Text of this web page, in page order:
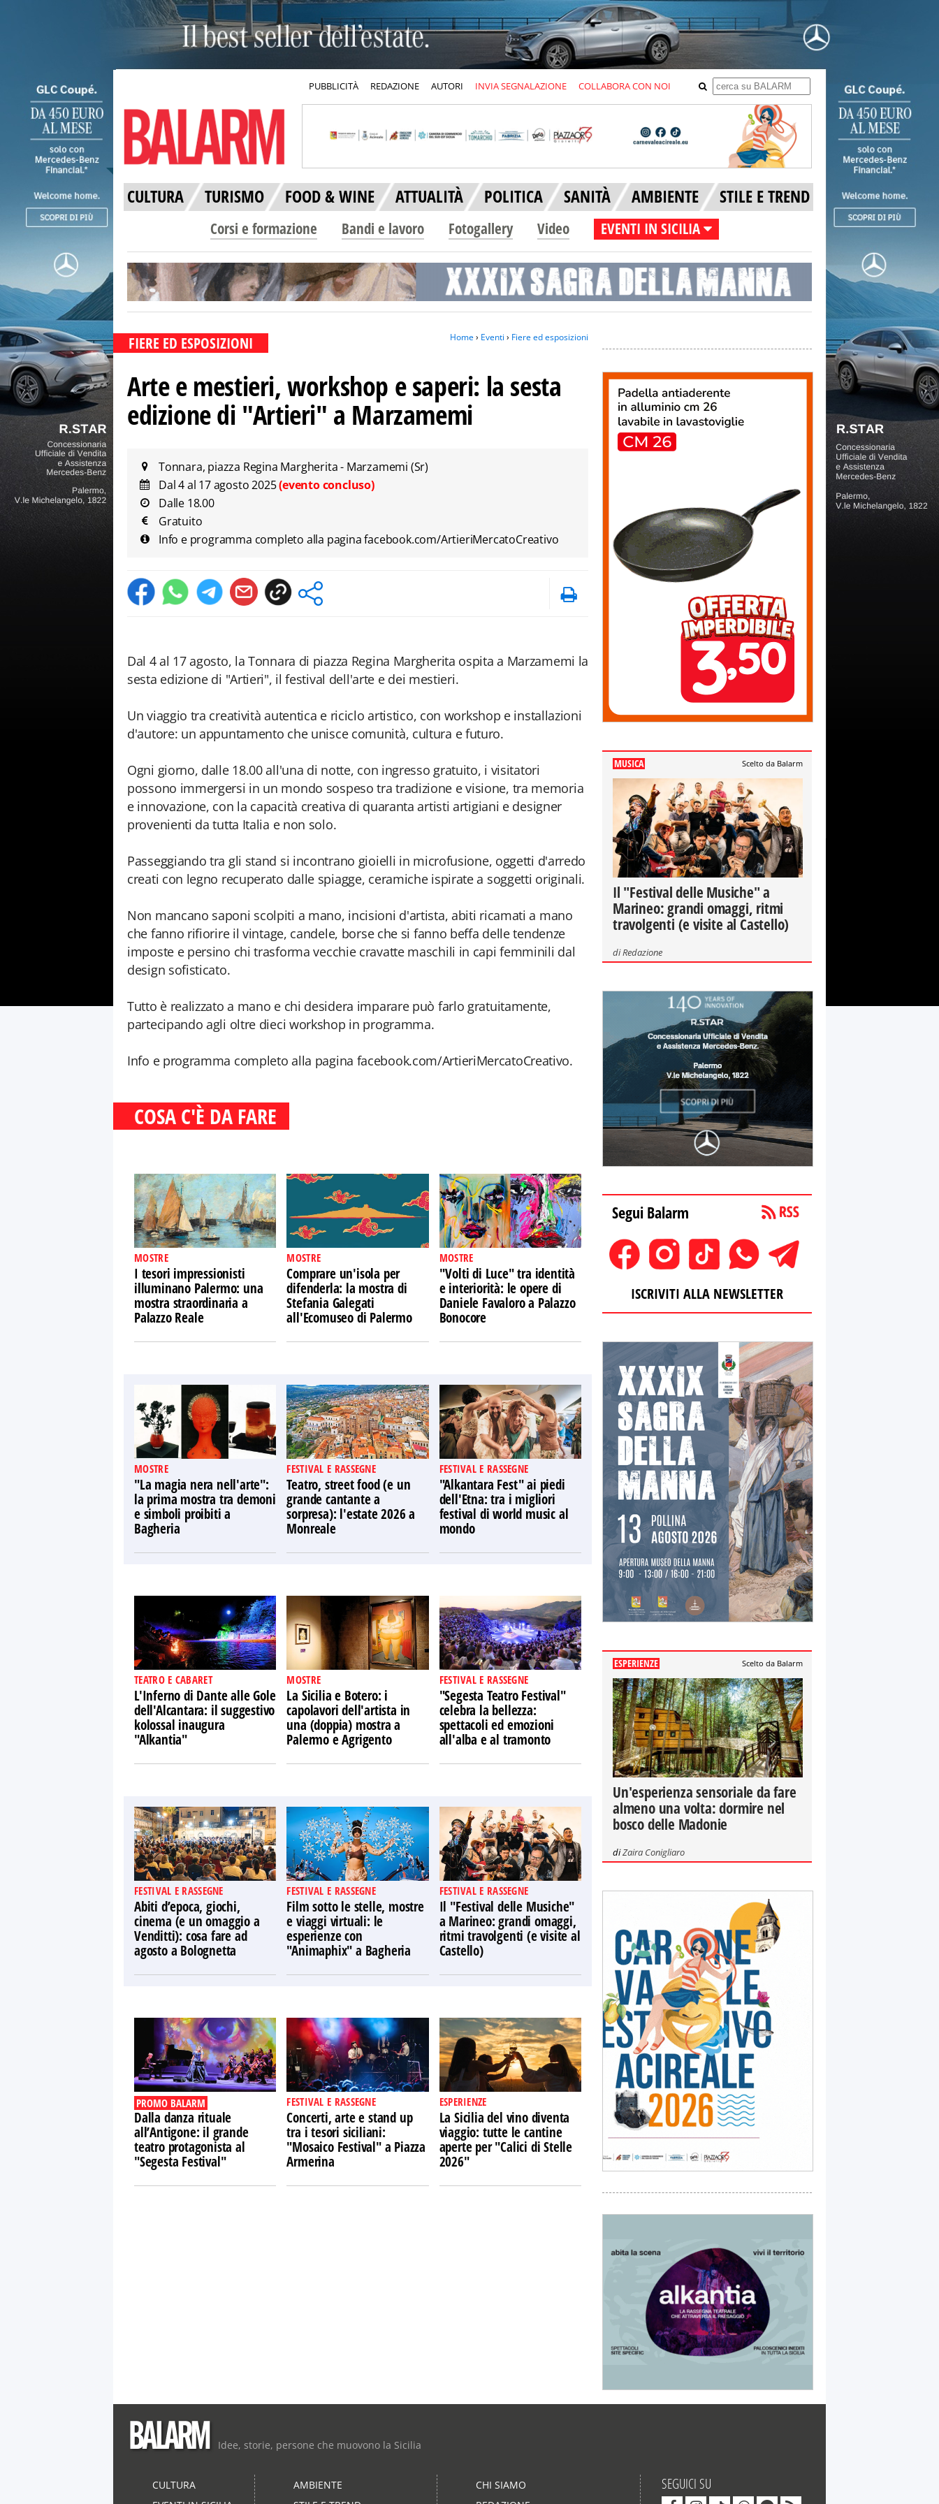
PUBBLICITÀ REDAZIONE AUTORI INVIA SEGNALAZIONE COLLABORA CON NOI
CULTURA TURISMO FOOD & WINE ATTUALITÀ POLITICA SANITÀ AMBIENTE STILE E TREND
Corsi e formazione Bandi e lavoro Fotogallery Video EVENTI IN SICILIA
FIERE ED ESPOSIZIONI Home› Eventi › Fiere ed esposizioni
Arte e mestieri, workshop e saperi: la sesta
edizione di "Artieri" a Marzamemi
Tonnara, piazza Regina Margherita - Marzamemi (Sr)
Dal 4 al 17 agosto 2025(evento concluso)
Dalle 18.00
Gratuito
Info e programma completo alla pagina facebook.com/ArtieriMercatoCreativo
Dal 4 al 17 agosto, la Tonnara di piazza Regina Margherita ospita a Marzamemi la
sesta edizione di "Artieri", il festival dell'arte e dei mestieri.
Un viaggio tra creatività autentica e riciclo artistico, con workshop e installazioni
d'autore: un appuntamento che unisce comunità, cultura e futuro.
Ogni giorno, dalle 18.00 all'una di notte, con ingresso gratuito, i visitatori
possono immergersi in un mondo sospeso tra tradizione e visione, tra memoria
e innovazione, con la capacità creativa di quaranta artisti artigiani e designer
provenienti da tutta Italia e non solo.
Passeggiando tra gli stand si incontrano gioielli in microfusione, oggetti d'arredo
creati con legno recuperato dalle spiagge, ceramiche ispirate a soggetti originali.
Non mancano saponi scolpiti a mano, incisioni d'artista, abiti ricamati a mano
che fanno rifiorire il vintage, candele, borse che si fanno beffa delle tendenze
imposte e persino chi trasforma vecchie cravatte maschili in capi femminili dal
design sofisticato.
Tutto è realizzato a mano e chi desidera imparare può farlo gratuitamente,
partecipando agli oltre dieci workshop in programma.
Info e programma completo alla pagina facebook.com/ArtieriMercatoCreativo.
COSA C'È DA FARE
MOSTRE
I tesori impressionisti
illuminano Palermo: una
mostra straordinaria a
Palazzo Reale
MOSTRE
Comprare un'isola per
difenderla: la mostra di
Stefania Galegati
all'Ecomuseo di Palermo
MOSTRE
"Volti di Luce" tra identità
e interiorità: le opere di
Daniele Favaloro a Palazzo
Bonocore
MOSTRE
"La magia nera nell'arte":
la prima mostra tra demoni
e simboli proibiti a
Bagheria
FESTIVAL E RASSEGNE
Teatro, street food (e un
grande cantante a
sorpresa): l'estate 2026 a
Monreale
FESTIVAL E RASSEGNE
"Alkantara Fest" ai piedi
dell'Etna: tra i migliori
festival di world music al
mondo
TEATRO E CABARET
L'Inferno di Dante alle Gole
dell'Alcantara: il suggestivo
kolossal inaugura
"Alkantia"
MOSTRE
La Sicilia e Botero: i
capolavori dell'artista in
una (doppia) mostra a
Palermo e Agrigento
FESTIVAL E RASSEGNE
"Segesta Teatro Festival"
celebra la bellezza:
spettacoli ed emozioni
all'alba e al tramonto
FESTIVAL E RASSEGNE
Abiti d’epoca, giochi,
cinema (e un omaggio a
Venditti): cosa fare ad
agosto a Bolognetta
FESTIVAL E RASSEGNE
Film sotto le stelle, mostre
e viaggi virtuali: le
esperienze con
"Animaphix" a Bagheria
FESTIVAL E RASSEGNE
Il "Festival delle Musiche"
a Marineo: grandi omaggi,
ritmi travolgenti (e visite al
Castello)
PROMO BALARM
Dalla danza rituale
all’Antigone: il grande
teatro protagonista al
"Segesta Festival"
FESTIVAL E RASSEGNE
Concerti, arte e stand up
tra i tesori siciliani:
"Mosaico Festival" a Piazza
Armerina
ESPERIENZE
La Sicilia del vino diventa
viaggio: tutte le cantine
aperte per "Calici di Stelle
2026"
MUSICA Scelto da Balarm
Il "Festival delle Musiche" a
Marineo: grandi omaggi, ritmi
travolgenti (e visite al Castello)
diRedazione
Segui Balarm
ISCRIVITI ALLA NEWSLETTER
ESPERIENZE Scelto da Balarm
Un'esperienza sensoriale da fare
almeno una volta: dormire nel
bosco delle Madonie
diZaira Conigliaro
Idee, storie, persone che muovono la Sicilia
CULTURA
AMBIENTE
CHI SIAMO
SEGUICI SU